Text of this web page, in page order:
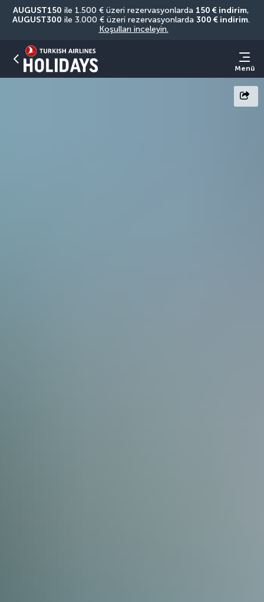
AUGUST150 ile 1.500 € üzeri rezervasyonlarda 150 € indirim
AUGUST300 ile 3.000 € üzeri rezervasyonlarda 300 € indirim
Koşulları inceleyin.
Menü